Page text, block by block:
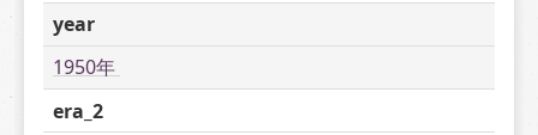
year
1950年
era_2